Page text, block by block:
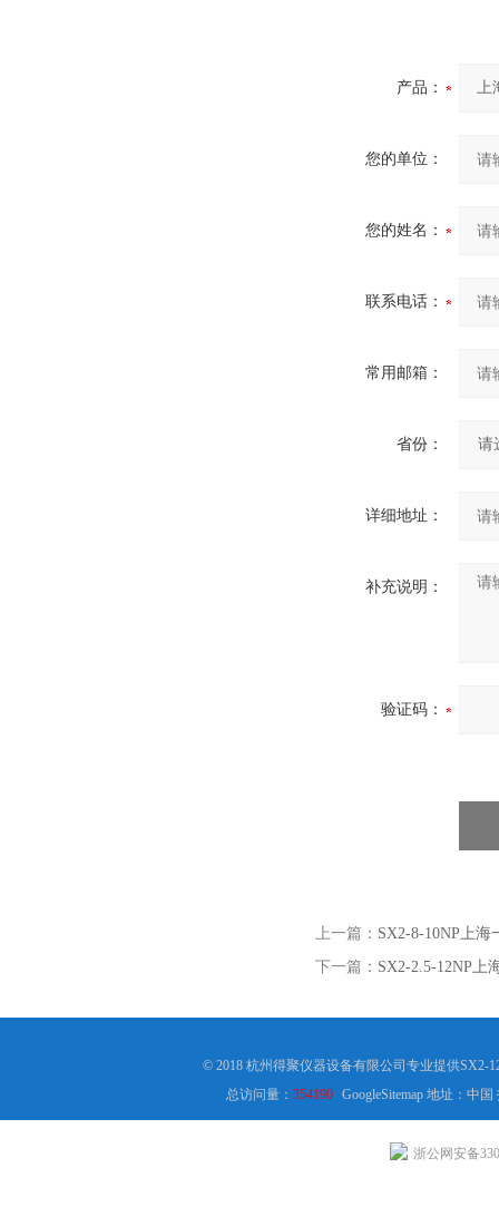
产品：
您的单位：
您的姓名：
联系电话：
常用邮箱：
省份：
详细地址：
补充说明：
验证码：
上一篇： SX2-8-10NP上海
下一篇： SX2-2.5-12NP上
© 2018 杭州得聚仪器设备有限公司专业提供SX2-
总访问量：354190 GoogleSitemap地址：中国
浙公网安备